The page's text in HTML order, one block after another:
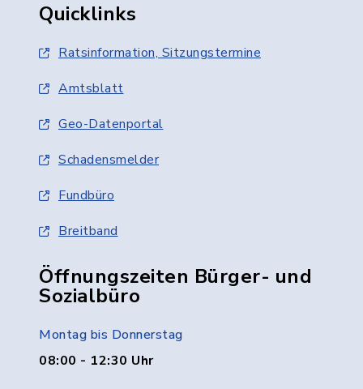
Quicklinks
Ratsinformation, Sitzungstermine
Amtsblatt
Geo-Datenportal
Schadensmelder
Fundbüro
Breitband
Öffnungszeiten Bürger- und
Sozialbüro
Montag bis Donnerstag
08:00 - 12:30 Uhr